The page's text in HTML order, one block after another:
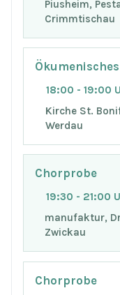
Piusheim,
Crimmtischau
18:00 - 19:00
Kirche St.
Werdau
Chorprobe
19:30 - 21:00
manufaktur,
Zwickau
Chorprobe